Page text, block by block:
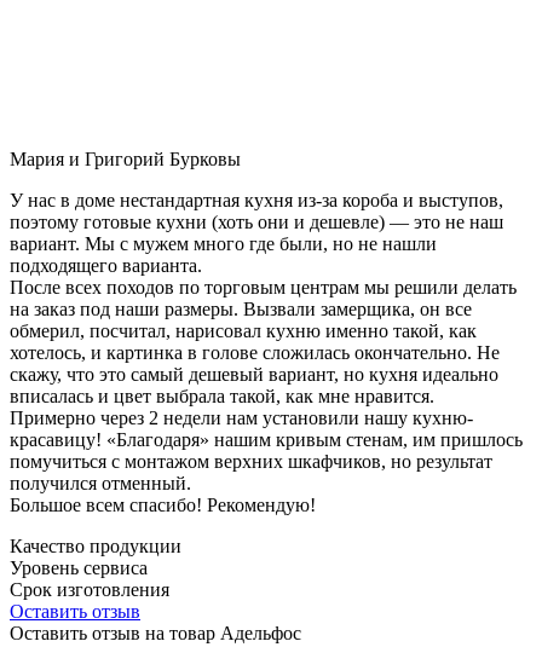
Мария и Григорий Бурковы
У нас в доме нестандартная кухня из-за короба и выступов,
поэтому готовые кухни (хоть они и дешевле) — это не наш
вариант. Мы с мужем много где были, но не нашли
подходящего варианта.
После всех походов по торговым центрам мы решили делать
на заказ под наши размеры. Вызвали замерщика, он все
обмерил, посчитал, нарисовал кухню именно такой, как
хотелось, и картинка в голове сложилась окончательно. Не
скажу, что это самый дешевый вариант, но кухня идеально
вписалась и цвет выбрала такой, как мне нравится.
Примерно через 2 недели нам установили нашу кухню-
красавицу! «Благодаря» нашим кривым стенам, им пришлось
помучиться с монтажом верхних шкафчиков, но результат
получился отменный.
Большое всем спасибо! Рекомендую!
Качество продукции
Уровень сервиса
Срок изготовления
Оставить отзыв
Оставить отзыв на товар Адельфос